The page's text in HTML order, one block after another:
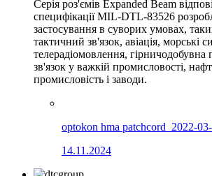
Серія роз'ємів Expanded Beam
специфікації MIL-DTL-83526
застосування в суворих умовах,
тактичний зв'язок, авіація, морські
телерадіомовлення, гірничодобувна
зв'язок у важкій промисловості,
промисловість і заводи.
optokon hma patchcord_2022-
14.11.2024